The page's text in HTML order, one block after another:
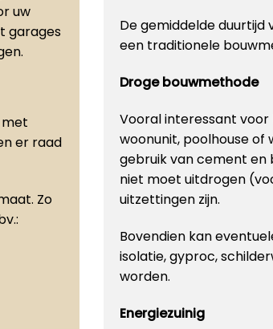
uw
garages
met
er raad
Zo
De gemiddelde
een traditionele
Droge bouwmethode
Vooral interessant
woonunit, poolhouse of
gebruik van cement
niet moet uitdrogen
uitzettingen zijn.
Bovendien kan
isolatie, gyproc,
worden.
Energiezuinig